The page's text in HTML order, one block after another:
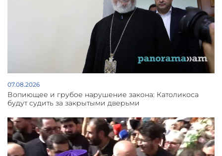
07.08.2026
Вопиющее и грубое нарушение закона: Католикоса
будут судить за закрытыми дверьми